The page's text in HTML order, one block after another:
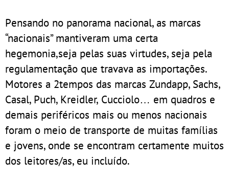
Pensando no panorama nacional, as marcas
“nacionais” mantiveram uma certa
hegemonia,seja pelas suas virtudes, seja pela
regulamentação que travava as importações.
Motores a 2tempos das marcas Zundapp, Sachs,
Casal, Puch, Kreidler, Cucciolo… em quadros e
demais periféricos mais ou menos nacionais
foram o meio de transporte de muitas famílias
e jovens, onde se encontram certamente muitos
dos leitores/as, eu incluído.